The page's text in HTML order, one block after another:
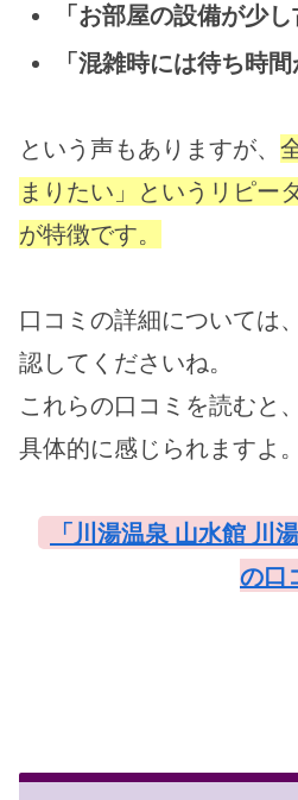
「お部屋の設備が少し
「混雑時には待ち時間
という声もありますが、
まりたい」というリピー
が特徴です。
口コミの詳細については
認してくださいね。
これらの口コミを読むと
具体的に感じられますよ。
「川湯温泉 山水館 川
の口